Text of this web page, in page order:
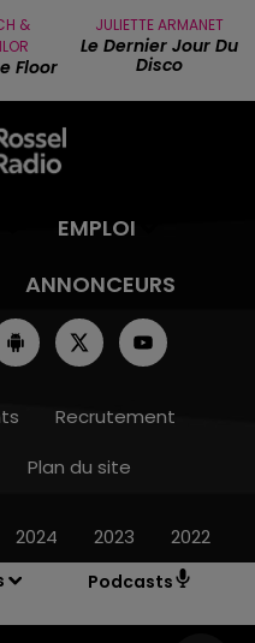
Podcasts
&
Floor
JULIETTE ARMANET
Le Dernier Jour Du
Disco
EMPLOI
ANNONCEURS
Recrutement
Plan du site
2024 2023 2022